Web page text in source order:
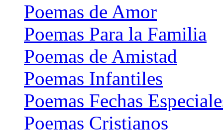
Poemas de Amor
Poemas Para la Familia
Poemas de Amistad
Poemas Infantiles
Poemas Fechas
Poemas Cristianos